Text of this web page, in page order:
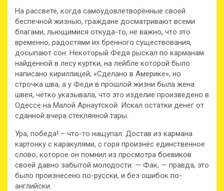
На рассвете, когда самоудовлетворённые своей
беспечной жизнью, граждане досматривают всеми
благами, льющимися откуда-то, не важно, что это
временно, радостями их бренного существования,
досыпают сон. Некоторый Федя рыскал по карманам
найденной в лесу куртки, на лейбле которой было
написано кириллицей; «Сделано в Америке», но
строчка шва, а у Феди в прошлой жизни была жена
швея, чётко указывала, что это изделие произведено в
Одессе на Малой Арнаутской. Искал остатки денег от
сданной вчера стеклянной тары.
Ура, победа! – что-то нащупал. Достав из кармана
картонку с каракулями, с горя произнёс единственное
слово, которое он помнил из просмотра боевиков
своей давно забытой молодости: — Фак, — правда, это
было произнесено по-русски, и без ошибок по-
английски.